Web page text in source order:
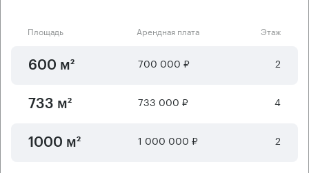
Площадь Арендная плата Этаж
600 м² 700 000 ₽ 2
733 м² 733 000 ₽ 4
1000 м² 1 000 000 ₽ 2